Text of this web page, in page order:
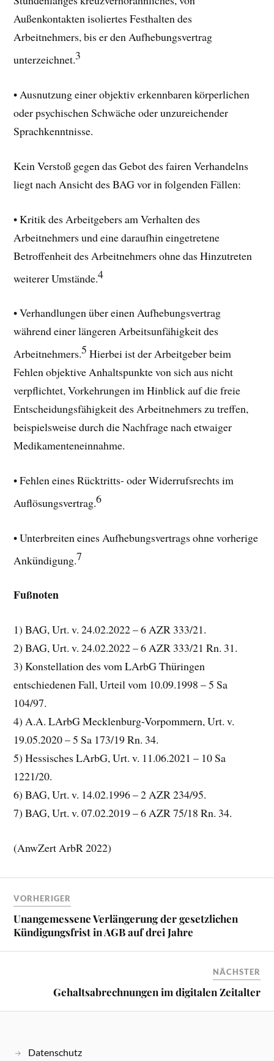
Außenkontakten isoliertes Festhalten des
Arbeitnehmers, bis er den Aufhebungsvertrag
unterzeichnet.3
• Ausnutzung einer objektiv erkennbaren körperlichen
oder psychischen Schwäche oder unzureichender
Sprachkenntnisse.
Kein Verstoß gegen das Gebot des fairen Verhandelns
liegt nach Ansicht des BAG vor in folgenden Fällen:
• Kritik des Arbeitgebers am Verhalten des
Arbeitnehmers und eine daraufhin eingetretene
Betroffenheit des Arbeitnehmers ohne das Hinzutreten
weiterer Umstände.4
• Verhandlungen über einen Aufhebungsvertrag
während einer längeren Arbeitsunfähigkeit des
Arbeitnehmers.5 Hierbei ist der Arbeitgeber beim
Fehlen objektive Anhaltspunkte von sich aus nicht
verpflichtet, Vorkehrungen im Hinblick auf die freie
Entscheidungsfähigkeit des Arbeitnehmers zu treffen,
beispielsweise durch die Nachfrage nach etwaiger
Medikamenteneinnahme.
• Fehlen eines Rücktritts- oder Widerrufsrechts im
Auflösungsvertrag.6
• Unterbreiten eines Aufhebungsvertrags ohne vorherige
Ankündigung.7
Fußnoten
1) BAG, Urt. v. 24.02.2022 – 6 AZR 333/21.
2) BAG, Urt. v. 24.02.2022 – 6 AZR 333/21 Rn. 31.
3) Konstellation des vom LArbG Thüringen
entschiedenen Fall, Urteil vom 10.09.1998 – 5 Sa
104/97.
4) A.A. LArbG Mecklenburg-Vorpommern, Urt. v.
19.05.2020 – 5 Sa 173/19 Rn. 34.
5) Hessisches LArbG, Urt. v. 11.06.2021 – 10 Sa
1221/20.
6) BAG, Urt. v. 14.02.1996 – 2 AZR 234/95.
7) BAG, Urt. v. 07.02.2019 – 6 AZR 75/18 Rn. 34.
(AnwZert ArbR 2022)
VORHERIGER
Unangemessene Verlängerung der gesetzlichen
Kündigungsfrist in AGB auf drei Jahre
NÄCHSTER
Gehaltsabrechnungen im digitalen Zeitalter
Datenschutz